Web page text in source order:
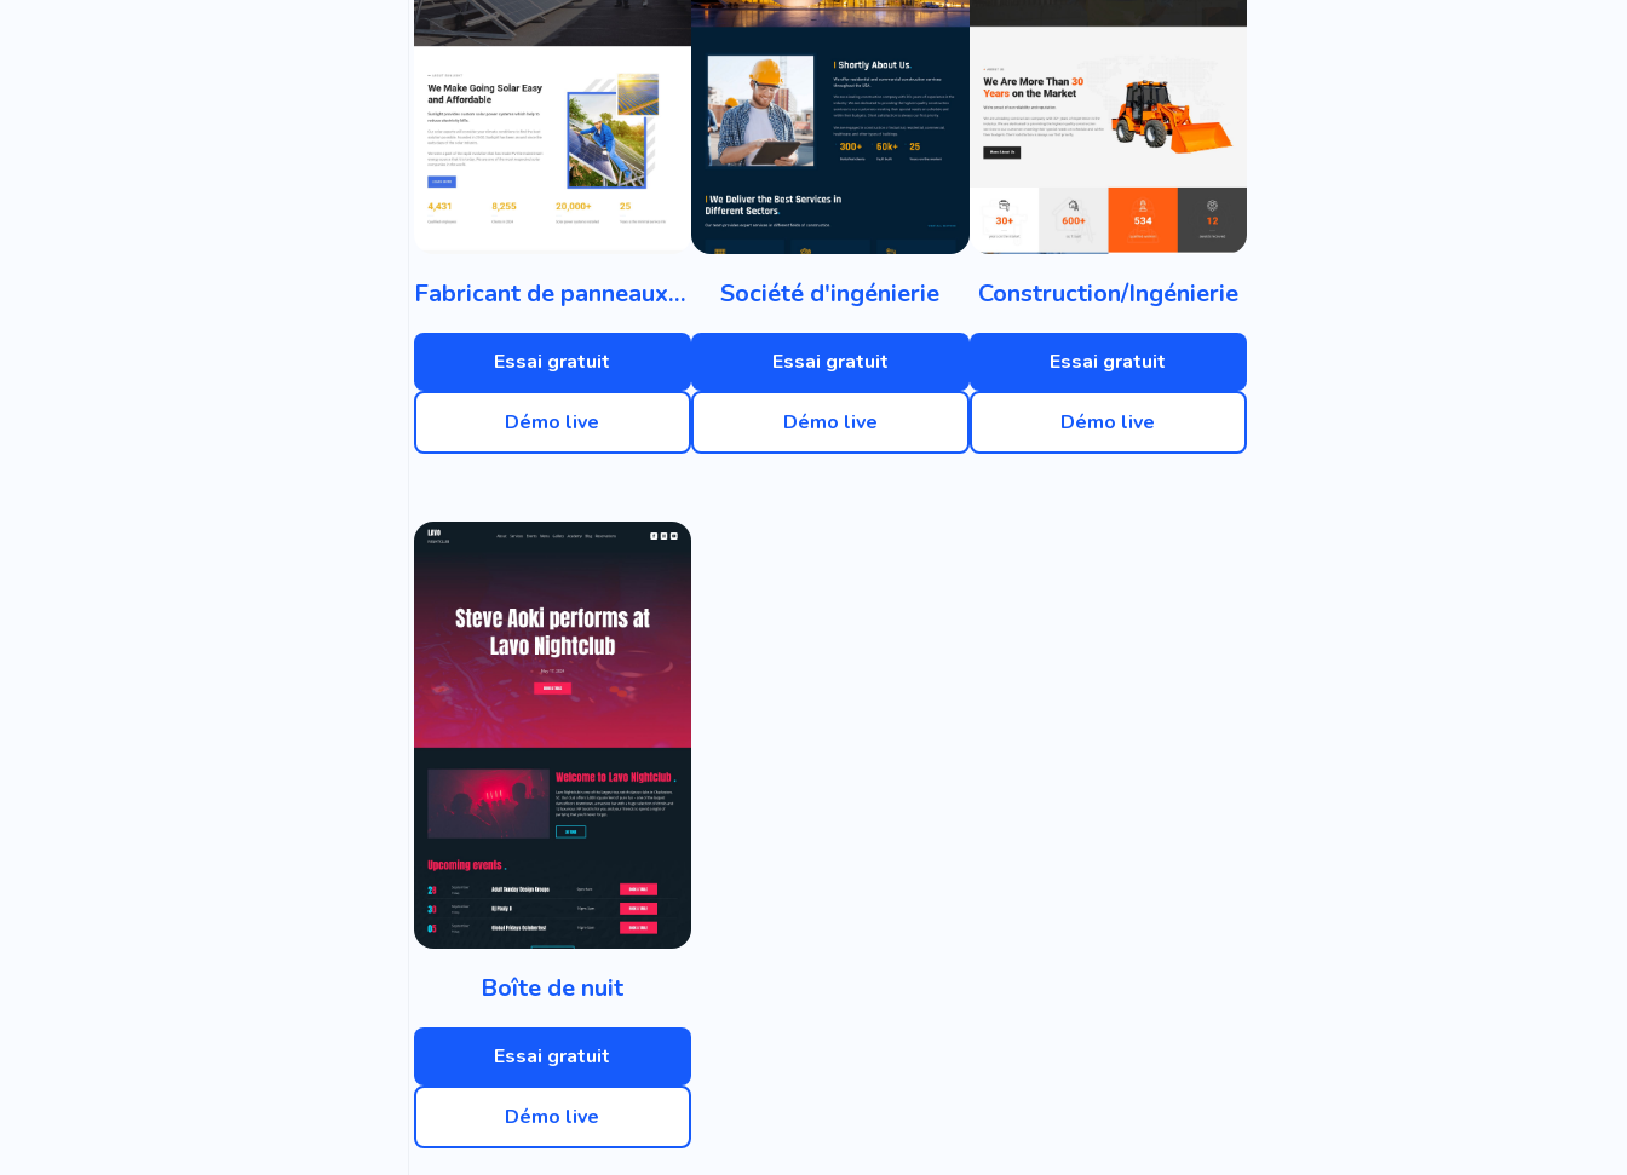
Fabricant de panneaux solaires
Essai gratuit
Démo live
Société d'ingénierie
Essai gratuit
Démo live
Construction/Ingénierie
Essai gratuit
Démo live
Boîte de nuit
Essai gratuit
Démo live